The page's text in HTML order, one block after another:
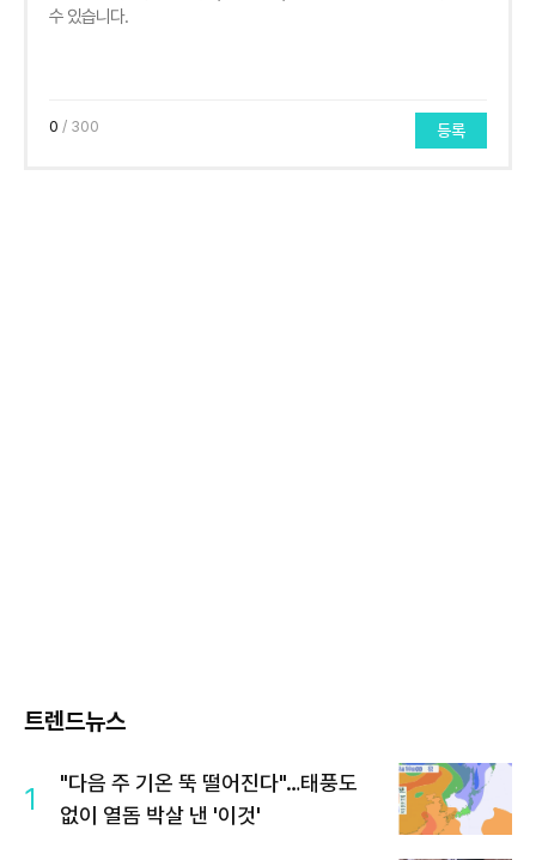
0 / 300 등록
트렌드뉴스
1
"다음 주 기온 뚝 떨어진다"…태풍도
없이 열돔 박살 낸 '이것'